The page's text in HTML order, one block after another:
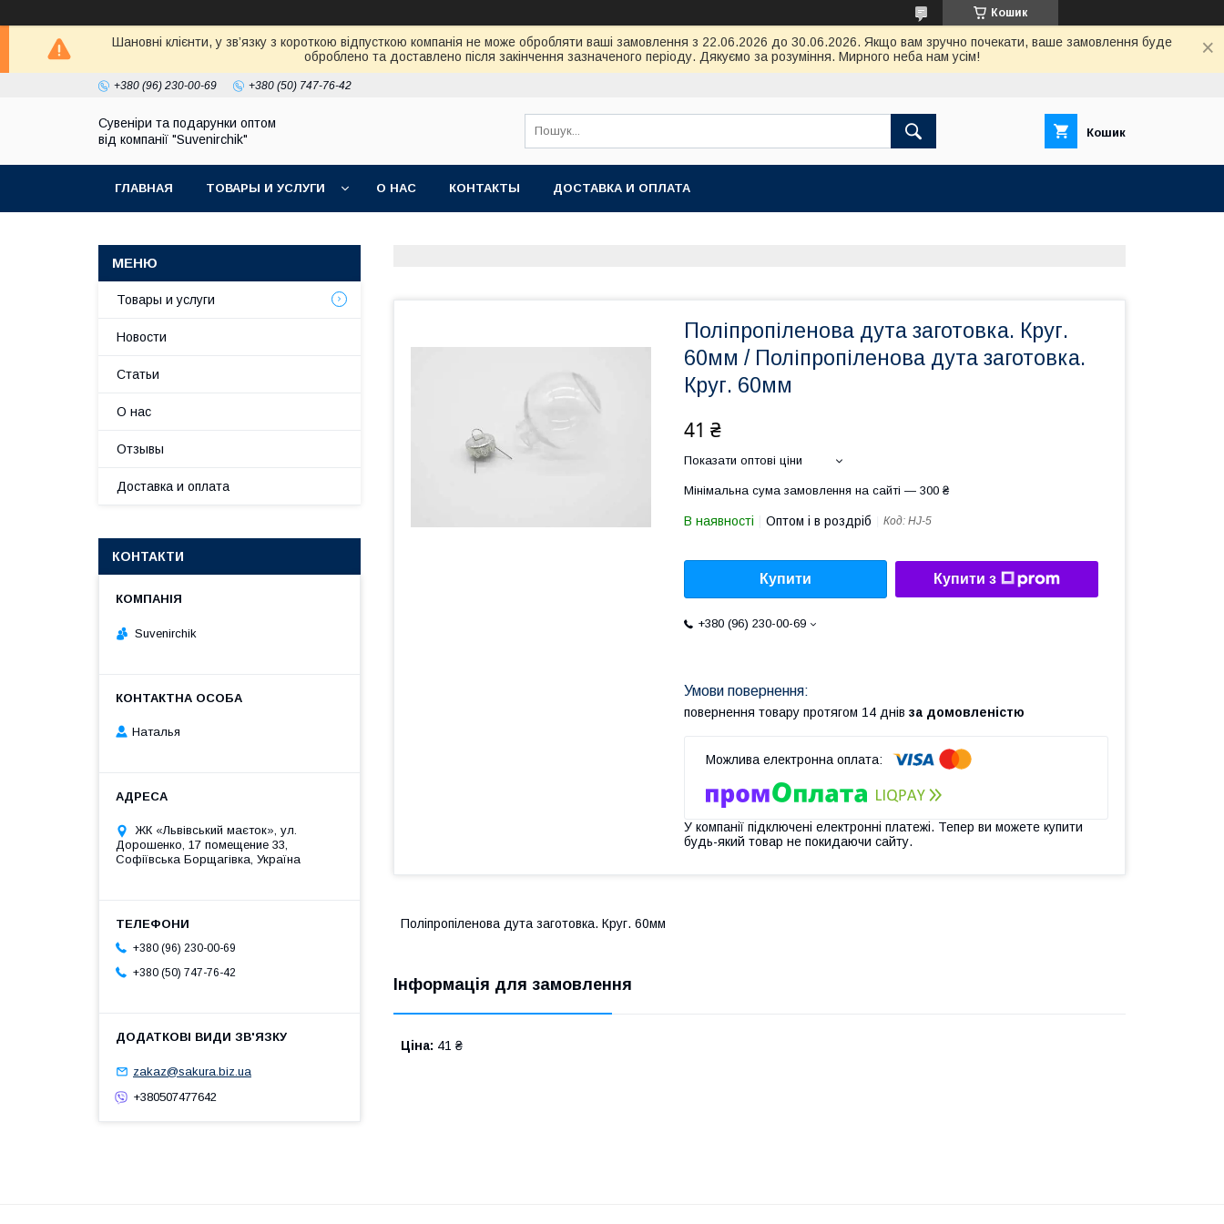
Кошик
Шановні клієнти, у зв’язку з короткою відпусткою компанія не може обробляти ваші замовлення з 22.06.2026 до 30.06.2026. Якщо вам зручно почекати, ваше замовлення буде
оброблено та доставлено після закінчення зазначеного періоду. Дякуємо за розуміння. Мирного неба нам усім!
+380 (96) 230-00-69 +380 (50) 747-76-42
Сувеніри та подарунки оптом
від компанії "Suvenirchik"
Кошик
ГЛАВНАЯ ТОВАРЫ И УСЛУГИ О НАС КОНТАКТЫ ДОСТАВКА И ОПЛАТА
Поліпропіленова дута заготовка. Круг.
60мм / Поліпропіленова дута заготовка.
Круг. 60мм
41 ₴
Показати оптові ціни
Мінімальна сума замовлення на сайті — 300 ₴
В наявності Оптом і в роздріб Код: HJ-5
Купити Купити з
+380 (96) 230-00-69
повернення товару протягом 14 днів за домовленістю
У компанії підключені електронні платежі. Тепер ви можете купити
будь-який товар не покидаючи сайту.
Поліпропіленова дута заготовка. Круг. 60мм
Інформація для замовлення
Ціна: 41 ₴
Товары и услуги
Новости
Статьи
О нас
Отзывы
Доставка и оплата
КОНТАКТИ
Suvenirсhik
Наталья
ЖК «Львівський маєток», ул.
Дорошенко, 17 помещение 33,
Софіївська Борщагівка, Україна
+380 (96) 230-00-69
+380 (50) 747-76-42
zakaz@sakura.biz.ua
+380507477642